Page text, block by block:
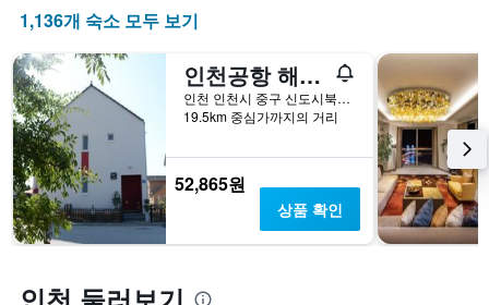
의
X
축
이
있
습
니
다.
차
트
에
는
금
표
시
하
는
1
개
의
X
축
이
습
요
이
어
떻
게
변
하
는
지
보
니
1,136개 숙소 모두 보기
인천공항 해피플레이스 게스트하우스
인천 인천시 중구 신도시북로 140번길 63
19.5km 중심가까지의 거리
52,865원
상품 확인